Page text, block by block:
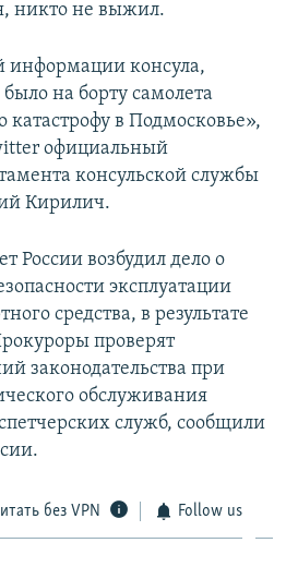
никто не выжил.
информации консула,
на борту самолета
в Подмосковье»,
официальный
консульской службы
Кирилич.
России возбудил дело о
эксплуатации
средства, в результате
проверят
законодательства при
обслуживания
служб, сообщили
без VPN Follow us